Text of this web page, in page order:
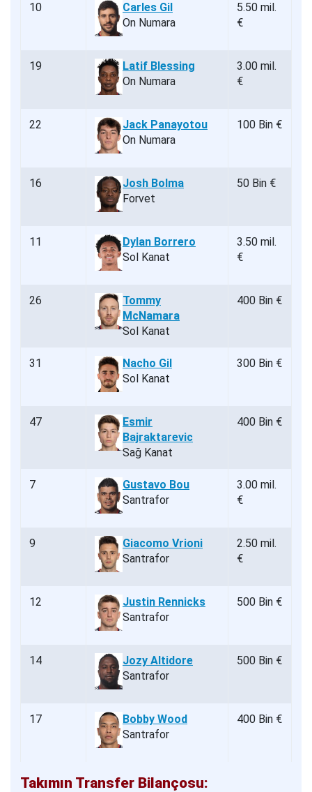
10
Carles Gil
On Numara
5.50 mil.
€
19
Latif Blessing
On Numara
3.00 mil.
€
22
Jack Panayotou
On Numara
100 Bin €
16
Josh Bolma
Forvet
50 Bin €
11
Dylan Borrero
Sol Kanat
3.50 mil.
€
26
Tommy
McNamara
Sol Kanat
400 Bin €
31
Nacho Gil
Sol Kanat
300 Bin €
47
Esmir
Bajraktarevic
Sağ Kanat
400 Bin €
7
Gustavo Bou
Santrafor
3.00 mil.
€
9
Giacomo Vrioni
Santrafor
2.50 mil.
€
12
Justin Rennicks
Santrafor
500 Bin €
14
Jozy Altidore
Santrafor
500 Bin €
17
Bobby Wood
Santrafor
400 Bin €
Takımın Transfer Bilançosu: